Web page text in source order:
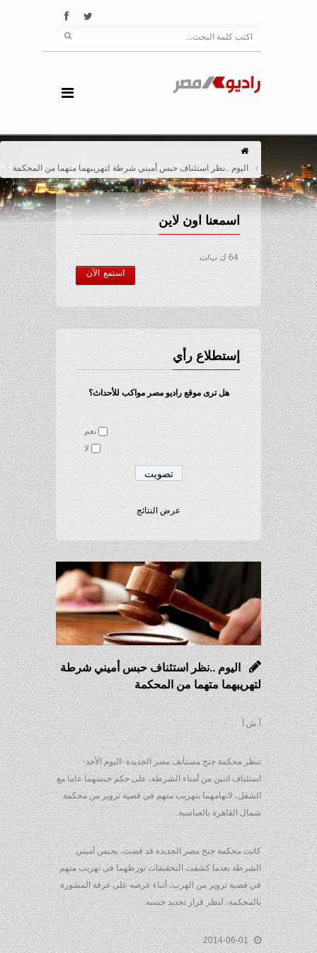
اليوم ..نظر استئناف حبس أميني شرطة لتهريبهما متهما من المحكمة
اسمعنا اون لاين
64 ك ب/ث
استمع الآن
إستطلاع رأي
هل ترى موقع راديو مصر مواكب للأحداث؟
نعم
لا
عرض النتائج
اليوم ..نظر استئناف حبس أميني شرطة
لتهريبهما متهما من المحكمة
أ.ش.أ
تنظر محكمة جنح مستأنف مصر الجديدة -اليوم الأحد-
استئناف اثنين من أمناء الشرطة، على حكم حبسهما عاما مع
الشغل، لاتهامهما بتهريب متهم في قضية تزوير من محكمة
شمال القاهرة بالعباسية.
كانت محكمة جنح مصر الجديدة قد قضت، بحبس أميني
الشرطة بعدما كشفت التحقيقات تورطهما في تهريب متهم
في قضية تزوير من الهرب، أثناء عرضه على غرفة المشورة
بالمحكمة، لنظر قرار تجديد حبسه.
2014-06-01